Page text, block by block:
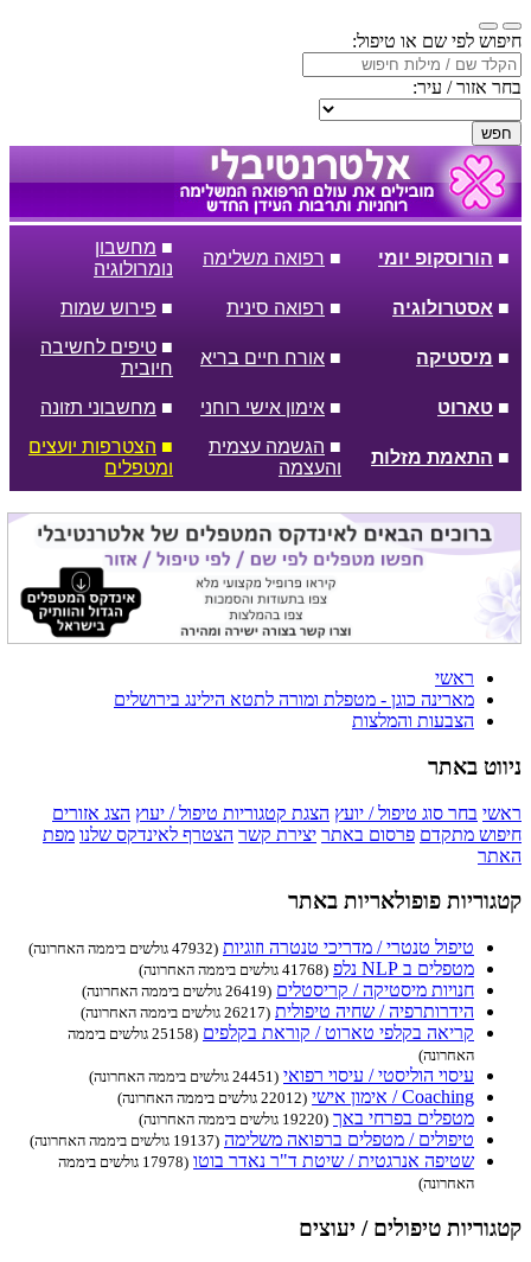
חיפוש לפי שם או טיפול:
בחר אזור / עיר:
חפש
■ הורוסקופ יומי ■ רפואה משלימה
■ מחשבון
נומרולוגיה
■ אסטרולוגיה ■ רפואה סינית ■ פירוש שמות
■ מיסטיקה ■ אורח חיים בריא
■ טיפים לחשיבה
חיובית
■ טארוט ■ אימון אישי רוחני ■ מחשבוני תזונה
■ התאמת מזלות
■ הגשמה עצמית
והעצמה
■ הצטרפות יועצים
ומטפלים
ראשי
מארינה כוגן - מטפלת ומורה לתטא הילינג בירושלים
הצבעות והמלצות
ניווט באתר
ראשי בחר סוג טיפול / יועץ הצגת קטגוריות טיפול / יעוץ הצג אזורים
חיפוש מתקדם פרסום באתר יצירת קשר הצטרף לאינדקס שלנו מפת
האתר
קטגוריות פופולאריות באתר
טיפול טנטרי / מדריכי טנטרה וזוגיות (47932 גולשים ביממה האחרונה)
מטפלים ב NLP נלפ (41768 גולשים ביממה האחרונה)
חנויות מיסטיקה / קריסטלים (26419 גולשים ביממה האחרונה)
הידרותרפיה / שחיה טיפולית (26217 גולשים ביממה האחרונה)
קריאה בקלפי טארוט / קוראת בקלפים
(25158 גולשים ביממה
האחרונה)
עיסוי הוליסטי / עיסוי רפואי (24451 גולשים ביממה האחרונה)
Coaching / אימון אישי (22012 גולשים ביממה האחרונה)
מטפלים בפרחי באך (19220 גולשים ביממה האחרונה)
טיפולים / מטפלים ברפואה משלימה (19137 גולשים ביממה האחרונה)
שטיפה אנרגטית / שיטת ד"ר נאדר בוטו
(17978 גולשים ביממה
האחרונה)
קטגוריות טיפולים / יעוצים